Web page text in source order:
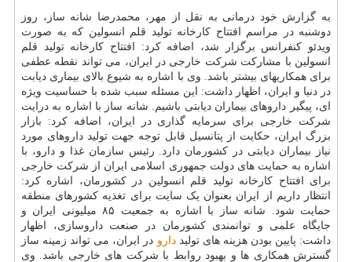
به گزارش خود درمانی به نقل از مهر، محمدرضا شانه ساز، روز
دوشنبه در مراسم افتتاح کارخانه تولید قلم انسولین که به صورت
ویدئو کنفرانس برگزار شد، اضافه کرد: افتتاح کارخانه تولید قلم
انسولین با مشارکت شرکت خارجی در ایران، می تواند نقطه عطفی
برای همکاریهای بیشتر باشد. وی با اشاره به شیوع بالای بیماری دیابت
در دنیا و ایران، اظهار داشت: این مسئله سبب شده با حساسیت ویژه
ای، پیگیر داروهای بیماران دیابتی باشیم. شانه ساز با اشاره به درایت
شرکت خارجی برای سرمایه گذاری در ایران، اضافه کرد: بازار
بزرگ ایران، حکایت از پتانسیل قابل توجه جهت تولید داروهای مورد
نیاز بیماران دیابتی در کشورمان دارد. رئیس سازمان غذا و دارو، با
اشاره به حمایت های دولت جمهوری اسلامی ایران از شرکت خارجی
برای افتتاح کارخانه تولید قلم انسولین در کشورمان، اشاره کرد:
انتظار داریم از ایران بعنوان یک سایت برای تغذیه کشورهای منطقه
حمایت شود. شانه ساز با اشاره به جمعیت ۸۵ میلیونی ایران و
جایگاه علمی و توانمندی کشورمان در صنعت داروسازی، اظهار
داشت: پایین بودن هزینه های تولیددارو در ایران، می تواند زمینه ساز
گسترش همکاری ها و بهبود روابط با شرکت های خارجی باشد. وی